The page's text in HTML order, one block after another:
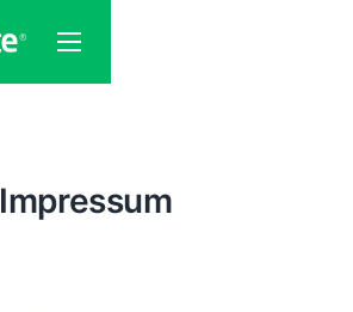
Impressum